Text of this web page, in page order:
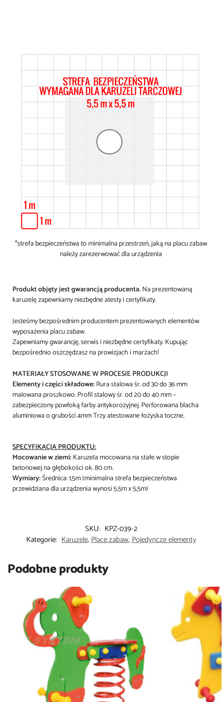
*strefa bezpieczeństwa to minimalna przestrzeń, jaką na placu zabaw
należy zarezerwować dla urządzenia
Produkt objęty jest gwarancją producenta.Na prezentowaną
karuzelę zapewniamy niezbędne atesty i certyfikaty.
Jesteśmy bezpośrednim producentem prezentowanych elementów
wyposażenia placu zabaw.
Zapewniamy gwarancję, serwis i niezbędne certyfikaty. Kupując
bezpośrednio oszczędzasz na prowizjach i marżach!
MATERIAŁY STOSOWANE W PROCESIE PRODUKCJI
Elementy i części składowe:Rura stalowa śr. od 30 do 36 mm
malowana proszkowo. Profil stalowy śr. od 20 do 40 mm –
zabezpieczony powłoką farby antykorozyjnej. Perforowana blacha
aluminiowa o grubości 4mm Trzy atestowane łożyska toczne.
SPECYFIKACJA PRODUKTU:
Mocowanie w ziemi:Karuzela mocowana na stałe w stopie
betonowej na głębokości ok. 80 cm.
Wymiary:Średnica: 1,5m (minimalna strefa bezpieczeństwa
przewidziana dla urządzenia wynosi 5,5m x 5,5m)
SKU: KPZ-039-2
Kategorie: Karuzele,Place zabaw,Pojedyncze elementy
Podobne produkty